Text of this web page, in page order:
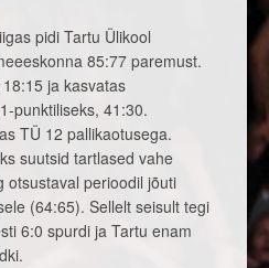
pidi Tartu Ülikool
85:77 paremust.
ja kasvatas
punktiliseks, 41:30.
TÜ 12 pallikaotusega.
suutsid tartlased vahe
otsustaval perioodil jõuti
(64:65). Sellelt seisult tegi
6:0 spurdi ja Tartu enam